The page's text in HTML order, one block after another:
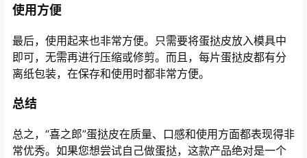
使用方便
最后，使用起来也非常方便。只需要将蛋挞皮放入模具中
即可，无需再进行压缩或修剪。而且，每片蛋挞皮都有分
离纸包装，在保存和使用时都非常方便。
总结
总之，“喜之郎”蛋挞皮在质量、口感和使用方面都表现得非
常优秀。如果您想尝试自己做蛋挞，这款产品绝对是一个